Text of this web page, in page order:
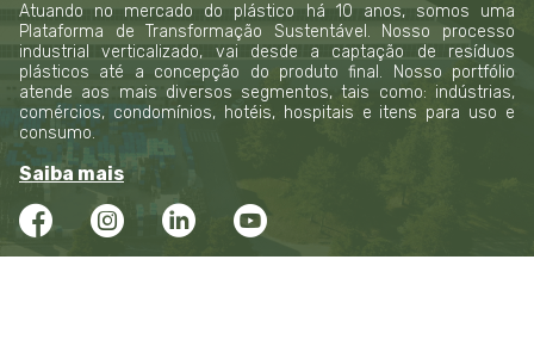
Atuando no mercado do plástico há 10 anos, somos uma
Plataforma de Transformação Sustentável. Nosso processo
industrial verticalizado, vai desde a captação de resíduos
plásticos até a concepção do produto final. Nosso portfólio
atende aos mais diversos segmentos, tais como: indústrias,
comércios, condomínios, hotéis, hospitais e itens para uso e
consumo.
Saiba mais